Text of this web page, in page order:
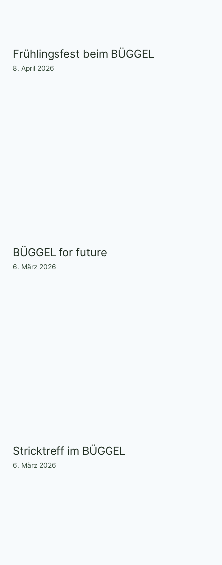
Frühlingsfest beim BÜGGEL
8. April 2026
BÜGGEL for future
6. März 2026
Stricktreff im BÜGGEL
6. März 2026